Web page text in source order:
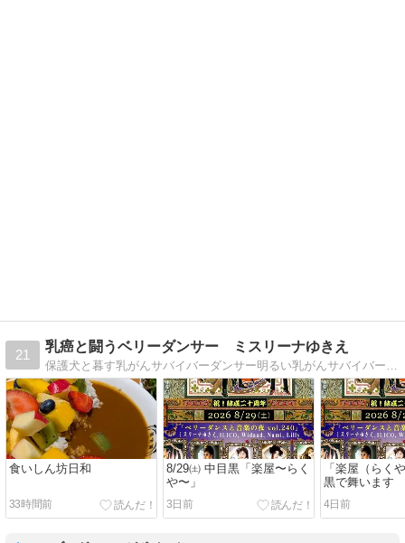
21
乳癌と闘うベリーダンサー ミスリーナゆきえ
保護犬と暮す乳がんサバイバーダンサー明るい乳がんサバイバーBellydancerミスリーナゆきえとパロンの日々
食いしん坊日和
33時間前
8/29㈯ 中目黒「楽屋〜らく
や〜」
3日前
「楽屋（らく
黒で舞います
4日前